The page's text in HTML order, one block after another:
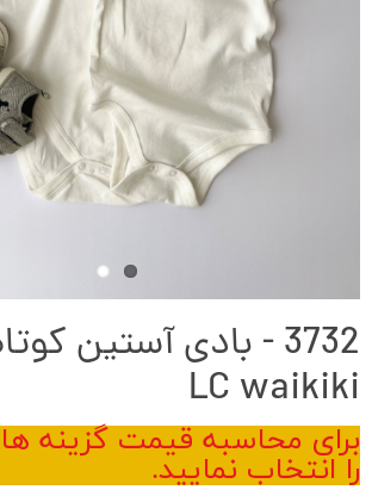
3732 - بادی آستین
LC waikiki
برای محاسبه قیمت گزینه
را انتخاب نمایید.